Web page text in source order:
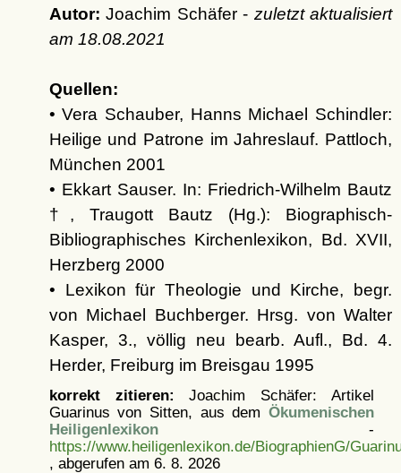
Autor: Joachim Schäfer - zuletzt aktualisiert
am 18.08.2021
Quellen:
• Vera Schauber, Hanns Michael Schindler:
Heilige und Patrone im Jahreslauf. Pattloch,
München 2001
• Ekkart Sauser. In: Friedrich-Wilhelm Bautz
†, Traugott Bautz (Hg.): Biographisch-
Bibliographisches Kirchenlexikon, Bd. XVII,
Herzberg 2000
• Lexikon für Theologie und Kirche, begr.
von Michael Buchberger. Hrsg. von Walter
Kasper, 3., völlig neu bearb. Aufl., Bd. 4.
Herder, Freiburg im Breisgau 1995
korrekt zitieren: Joachim Schäfer: Artikel
Guarinus von Sitten, aus dem Ökumenischen
Heiligenlexikon-
https://www.heiligenlexikon.de/BiographienG/
, abgerufen am 6. 8. 2026